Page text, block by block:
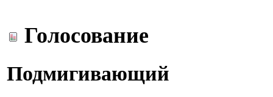
Голосование
Подмигивающий